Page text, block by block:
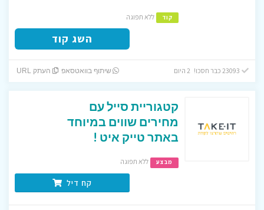
קוד ללא תפוגה
השג קוד
שיתוף בוואטסאפ העתק URL
קטגוריית סייל עם
מחירים שווים במיוחד
באתר טייק איט !
מבצע ללא תפוגה
קח דיל